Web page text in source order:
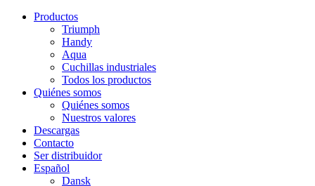
Productos
Triumph
Handy
Aqua
Cuchillas industriales
Todos los productos
Quiénes somos
Quiénes somos
Nuestros valores
Descargas
Contacto
Ser distribuidor
Español
Dansk